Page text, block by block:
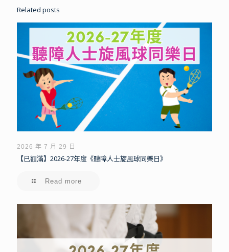
Related posts
2026 年 7 月 29 日
【已額滿】2026-27年度《聽障人士旋風球同樂日》
Read more